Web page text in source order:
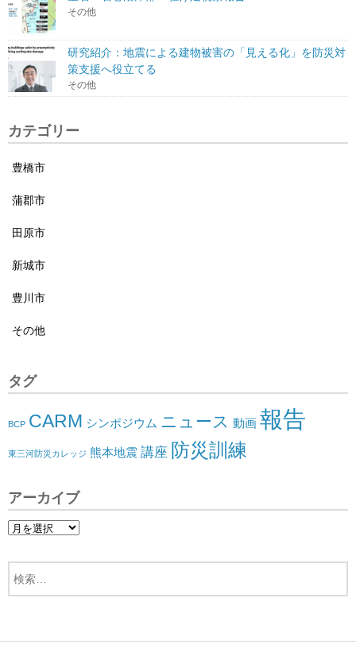
その他
研究紹介：地震による建物被害の「見える化」を防災対
策支援へ役立てる
その他
カテゴリー
豊橋市
蒲郡市
田原市
新城市
豊川市
その他
タグ
BCP CARM シンポジウム ニュース 動画 報告
東三河防災カレッジ 熊本地震 講座 防災訓練
アーカイブ